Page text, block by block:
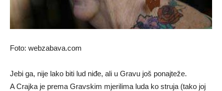
Foto: webzabava.com
Jebi ga, nije lako biti lud niđe, ali u Gravu još ponajteže.
A Crajka je prema Gravskim mjerilima luda ko struja (tako joj